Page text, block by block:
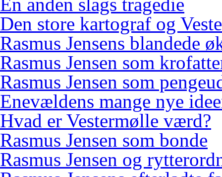
Den store kartograf og
Rasmus Jensens blandede
Rasmus Jensen som
Rasmus Jensen som
Enevældens mange nye
Hvad er Vestermølle værd?
Rasmus Jensen som bonde
Rasmus Jensen og